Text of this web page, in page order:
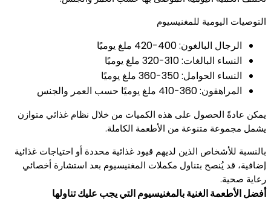
التوصيات اليومية للمغنيسيوم
الرجال البالغون: 400-420 ملغ يوميًا
النساء البالغات: 310-320 ملغ يوميًا
النساء الحوامل: 350-360 ملغ يوميًا
المراهقون: 360-410 ملغ يوميًا حسب العمر والجنس
يمكن عادةً الحصول على هذه الكميات من خلال نظام غذائي متوازن
يشمل مجموعة متنوعة من الأطعمة الكاملة.
بالنسبة للأشخاص الذين لديهم قيود غذائية محددة أو احتياجات غذائية
إضافية، قد يُنصح بتناول مكملات المغنيسيوم بعد استشارة أخصائي
رعاية صحية.
أفضل الأطعمة الغنية بالمغنيسيوم التي يجب عليك تناولها